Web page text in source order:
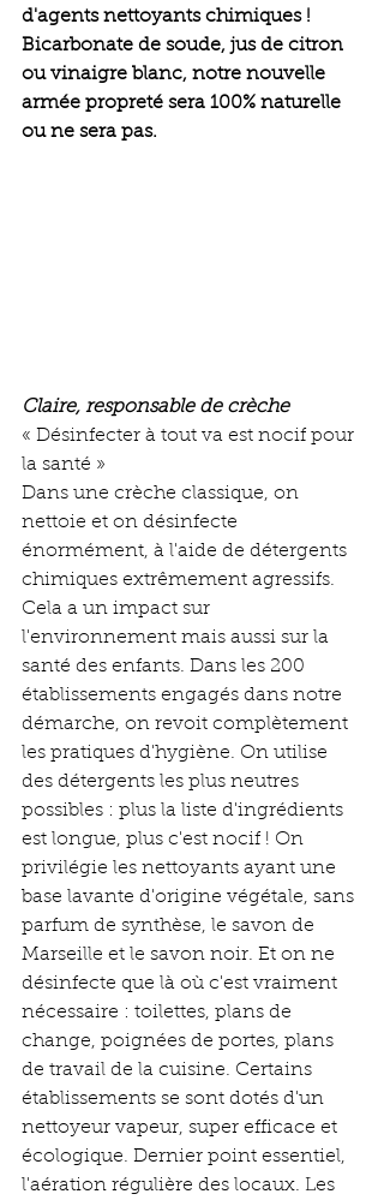
d'agents nettoyants chimiques !
Bicarbonate de soude, jus de citron
ou vinaigre blanc, notre nouvelle
armée propreté sera 100% naturelle
ou ne sera pas.
Claire, responsable de crèche
« Désinfecter à tout va est nocif pour
la santé »
Dans une crèche classique, on
nettoie et on désinfecte
énormément, à l'aide de détergents
chimiques extrêmement agressifs.
Cela a un impact sur
l'environnement mais aussi sur la
santé des enfants. Dans les 200
établissements engagés dans notre
démarche, on revoit complètement
les pratiques d'hygiène. On utilise
des détergents les plus neutres
possibles : plus la liste d'ingrédients
est longue, plus c'est nocif ! On
privilégie les nettoyants ayant une
base lavante d'origine végétale, sans
parfum de synthèse, le savon de
Marseille et le savon noir. Et on ne
désinfecte que là où c'est vraiment
nécessaire : toilettes, plans de
change, poignées de portes, plans
de travail de la cuisine. Certains
établissements se sont dotés d'un
nettoyeur vapeur, super efficace et
écologique. Dernier point essentiel,
l'aération régulière des locaux. Les